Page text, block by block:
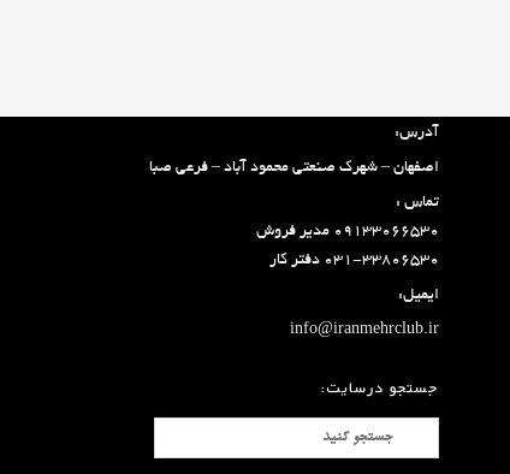
آدرس:
اصفهان – شهرک صنعتی محمود آباد – فرعی صبا
تماس :
۰۹۱۳۳۰۶۶۵۳۰ مدیر فروش
۰۳۱-۳۳۸۰۶۵۳۰ دفتر کار
ایمیل:
info@iranmehrclub.ir
جستجو درسایت: